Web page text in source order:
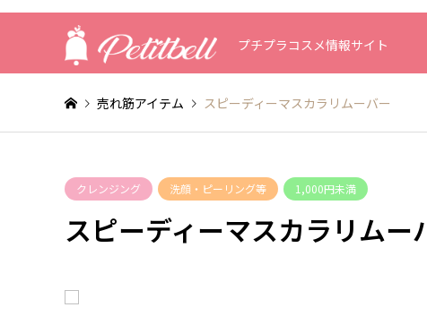
プチプラコスメ情報サイト
売れ筋アイテム スピーディーマスカラリムーバー
クレンジング 洗顔・ピーリング等 1,000円未満
スピーディーマスカラリムー